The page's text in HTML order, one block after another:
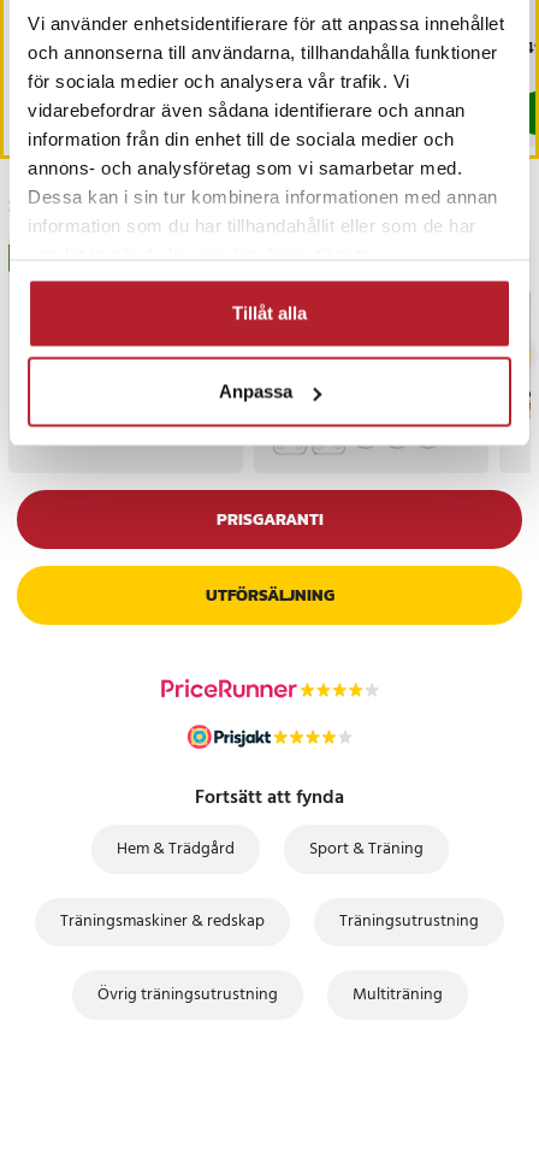
Vi använder enhetsidentifierare för att anpassa innehållet
och annonserna till användarna, tillhandahålla funktioner
för sociala medier och analysera vår trafik. Vi
vidarebefordrar även sådana identifierare och annan
information från din enhet till de sociala medier och
annons- och analysföretag som vi samarbetar med.
Dessa kan i sin tur kombinera informationen med annan
information som du har tillhandahållit eller som de har
Tillåt alla
Anpassa
och förvaringspåse
Pris: 139 kr
139 kr
I lager, levereras inom 1-2 vardagar
Köp
träningsredskap för djupare
armhävningar
Nuvarande pris:
429 krTidigare pris: 529 kr
429 kr 529 kr
I lager, levereras inom 1-2 vardagar
Köp
Senast besökta
PRISGARANTI
UTFÖRSÄLJNING
Fortsätt att fynda
Hem & Trädgård Sport & Träning
Träningsmaskiner & redskap Träningsutrustning
Övrig träningsutrustning Multiträning